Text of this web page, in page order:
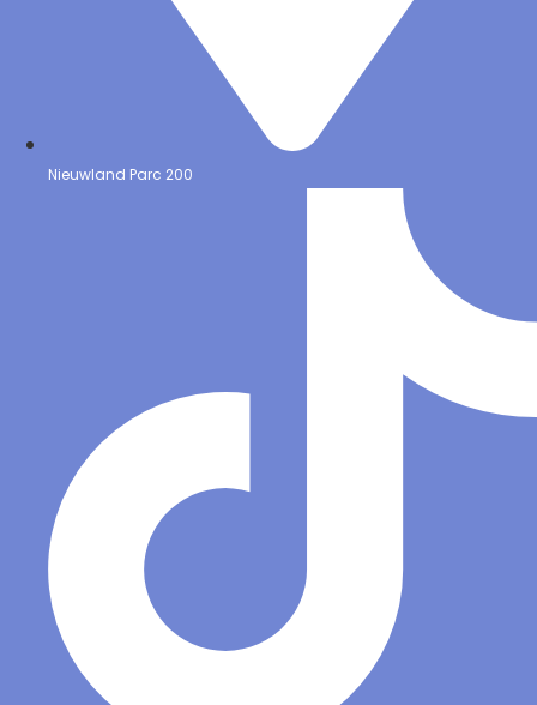
Nieuwland Parc 200